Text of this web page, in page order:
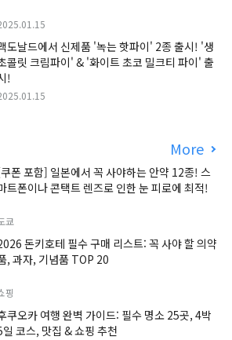
도날드에서 신제품 '녹는 핫파이' 2종 출시! '생
콜릿 크림파이' & '화이트 초코 밀크티 파이' 출
!
More
폰 포함] 일본에서 꼭 사야하는 안약 12종! 스
트폰이나 콘택트 렌즈로 인한 눈 피로에 최적!
쿄
돈키호테 필수 구매 리스트: 꼭 사야 할 의약
, 과자, 기념품 TOP 20
핑
쿠오카 여행 완벽 가이드: 필수 명소 25곳, 4박
코스, 맛집 & 쇼핑 추천